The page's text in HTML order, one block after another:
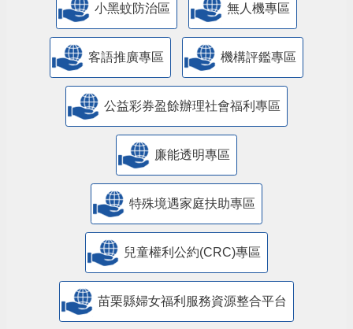
小黑蚊防治區 無人機專區
客語推廣專區 機構評鑑專區
公益彩券盈餘辦理社會福利專區
廉能透明專區
特殊境遇家庭扶助專區
兒童權利公約(CRC)專區
苗栗縣婦女福利服務資源整合平台